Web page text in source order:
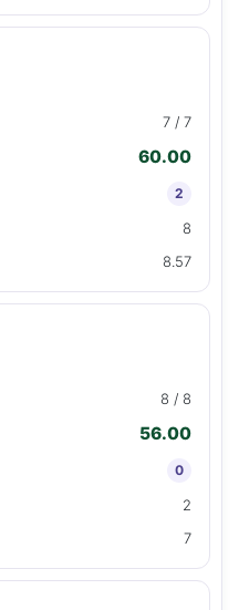
7 / 7
60.00
2
8
8.57
8 / 8
56.00
0
2
7